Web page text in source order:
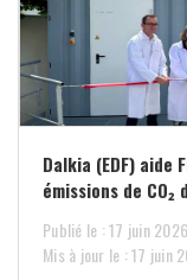
Dalkia (EDF) aide
émissions de CO₂
Publié le : 17 juin 2026
Mis à jour le : 17 juin